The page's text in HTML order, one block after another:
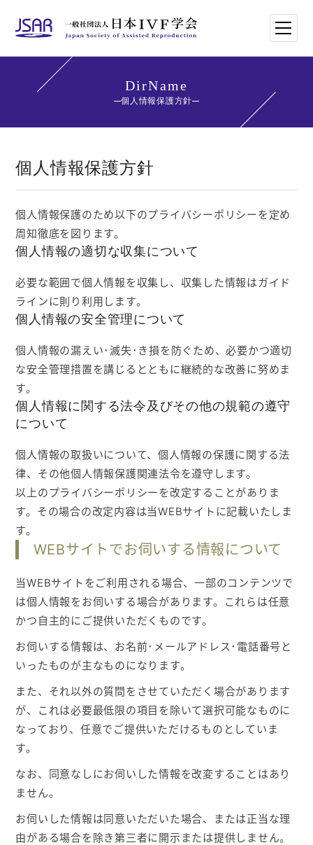
HOME
学会講師紹介
学会刊行物一覧
世界のトレンド
入会ご案内
お問い合わせ
ログイン
DirName
個人情報保護方針
個人情報保護方針
個人情報保護のため以下のプライバシーポリシーを定め
周知徹底を図ります。
個人情報の適切な収集について
必要な範囲で個人情報を収集し、収集した情報はガイド
ラインに則り利用します。
個人情報の安全管理について
個人情報の漏えい･滅失･き損を防ぐため、必要かつ適切
な安全管理措置を講じるとともに継続的な改善に努めま
す。
個人情報に関する法令及びその他の規範の遵守
について
個人情報の取扱いについて、個人情報の保護に関する法
律、その他個人情報保護関連法令を遵守します。
以上のプライバシーポリシーを改定することがありま
す。その場合の改定内容は当WEBサイトに記載いたしま
す。
WEBサイトでお伺いする情報について
当WEBサイトをご利用される場合、一部のコンテンツで
は個人情報をお伺いする場合があります。これらは任意
かつ自主的にご提供いただくものです。
お伺いする情報は、お名前･メールアドレス･電話番号と
いったものが主なものになります。
また、それ以外の質問をさせていただく場合があります
が、これは必要最低限の項目を除いて選択可能なものに
なっており、任意でご提供いただけるものとしていま
す。
なお、同意なしにお伺いした情報を改変することはあり
ません。
お伺いした情報は同意いただいた場合、または正当な理
由がある場合を除き第三者に開示または提供しません。